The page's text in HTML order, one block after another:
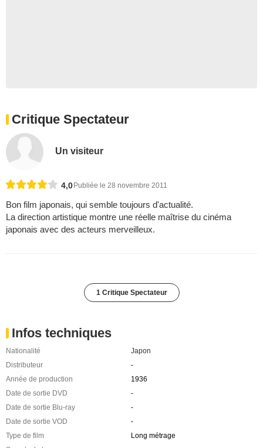
Critique Spectateur
Un visiteur
4,0 Publiée le 28 novembre 2011
Bon film japonais, qui semble toujours d'actualité.
La direction artistique montre une réelle maîtrise du cinéma
japonais avec des acteurs merveilleux.
1 Critique Spectateur
Infos techniques
Nationalité
Japon
Distributeur
-
Année de production
1936
Date de sortie DVD
-
Date de sortie Blu-ray
-
Date de sortie VOD
-
Type de film
Long métrage